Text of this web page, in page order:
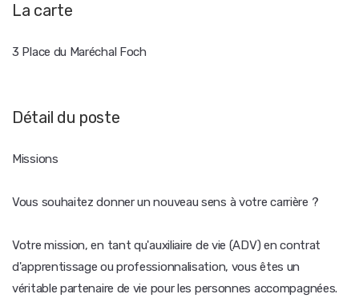
La carte
3 Place du Maréchal Foch
Détail du poste
Missions
Vous souhaitez donner un nouveau sens à votre carrière ?
Votre mission, en tant qu'auxiliaire de vie (ADV) en contrat
d'apprentissage ou professionnalisation, vous êtes un
véritable partenaire de vie pour les personnes accompagnées.